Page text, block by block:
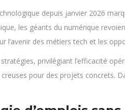
depuis janvier 2026
les géants du numérique
l’avenir des métiers tech et les
privilégiant l’efficacité
pour des projets concrets.